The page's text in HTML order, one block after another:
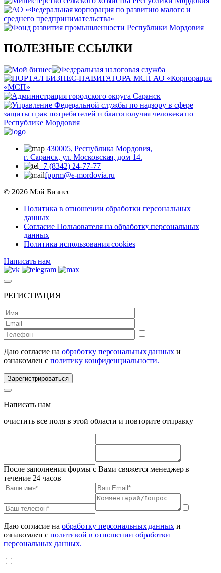
ПОЛЕЗНЫЕ ССЫЛКИ
430005, Республика Мордовия,
г. Саранск, ул. Московская, дом 14.
+7 (8342) 24-77-77
fpprm@e-mordovia.ru
© 2026 Мой Бизнес
Политика в отношении обработки персональных
данных
Согласие Пользователя на обработку персональных
данных
Политика использования cookies
Написать нам
РЕГИСТРАЦИЯ
Даю согласие на обработку персональных данных и
ознакомлен с политику конфиденциальности.
Зарегистрироваться
Написать нам
очистить все поля в этой области и повторите отправку
После заполнения формы с Вами свяжется менеджер в
течение 24 часов
Даю согласие на обработку персональных данных и
ознакомлен с политикой в отношении обработки
персональных данных.